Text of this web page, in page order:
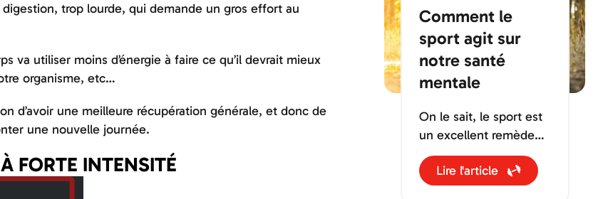
trop lourde, qui demande un gros effort au
va utiliser moins d’énergie à faire ce qu’il devrait mieux
organisme, etc…
d’avoir une meilleure récupération générale, et donc de
une nouvelle journée.
FORTE INTENSITÉ
Comment le
sport agit sur
notre santé
mentale
On le sait, le sport est
un excellent remède
pour notre santé. Mais
connaissez-vous
vraiment l’impact et les
Lire l'article